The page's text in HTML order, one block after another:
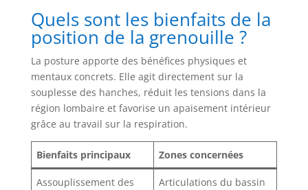
Quels sont les bienfaits de la
position de la grenouille ?
La posture apporte des bénéfices physiques et
mentaux concrets. Elle agit directement sur la
souplesse des hanches, réduit les tensions dans la
région lombaire et favorise un apaisement intérieur
grâce au travail sur la respiration.
Bienfaits principaux Zones concernées
Assouplissement des
Articulations du bassin